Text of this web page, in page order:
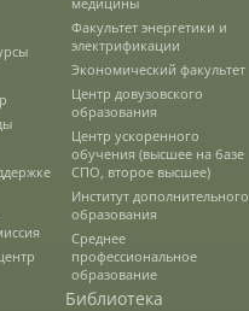
СПО, второе высшее
ЕГЭ и ОГЭ
Факультет энергетики и
электрификации
Экономический факультет
Центр довузовского
образования
Центр ускоренного
обучения (высшее на базе
СПО, второе высшее)
Институт дополнительного
образования
Среднее
профессиональное
образование
Библиотека